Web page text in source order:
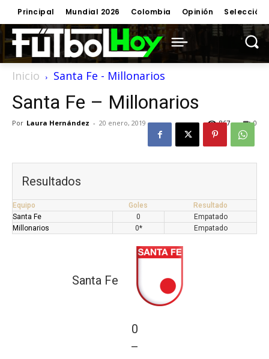
Principal Mundial 2026 Colombia Opinión Selección
Inicio Santa Fe - Millonarios
Santa Fe – Millonarios
Por Laura Hernández - 20 enero, 2019 0
867
Resultados
Equipo Goles
Resultado
Santa Fe
0
Empatado
Millonarios
0* Empatado
Santa Fe
0
—